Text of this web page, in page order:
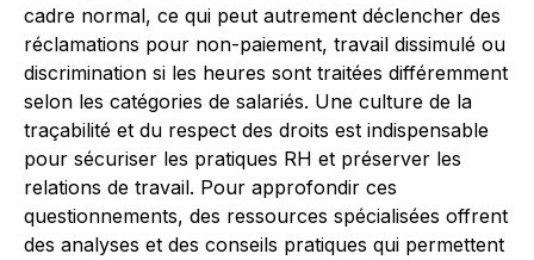
cadre normal, ce qui peut autrement déclencher des
réclamations pour non-paiement, travail dissimulé ou
discrimination si les heures sont traitées différemment
selon les catégories de salariés. Une culture de la
traçabilité et du respect des droits est indispensable
pour sécuriser les pratiques RH et préserver les
relations de travail. Pour approfondir ces
questionnements, des ressources spécialisées offrent
des analyses et des conseils pratiques qui permettent